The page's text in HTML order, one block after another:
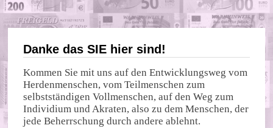
Danke das SIE hier sind!
Kommen Sie mit uns auf den Entwicklungsweg vom
Herdenmenschen, vom Teilmenschen zum
selbstständigen Vollmenschen, auf den Weg zum
Individium und Akraten, also zu dem Menschen, der
jede Beherrschung durch andere ablehnt.